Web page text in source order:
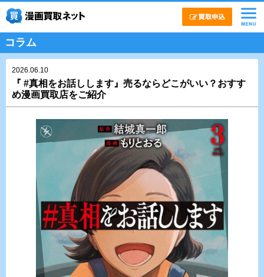
コラム
2026.06.10
『 #真相をお話しします』売るならどこがいい？おすす
め漫画買取店をご紹介